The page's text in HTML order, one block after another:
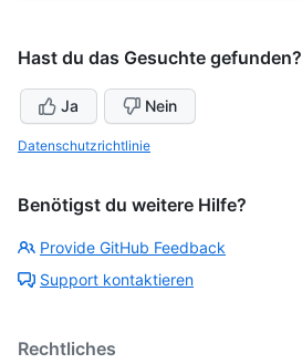
Hast du das Gesuchte gefunden?
Ja Nein
Datenschutzrichtlinie
Benötigst du weitere Hilfe?
Provide GitHub Feedback
Support kontaktieren
Rechtliches